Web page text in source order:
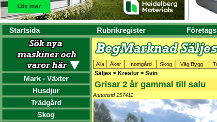
Startsida Rubrikregister
Mark - Växter
Husdjur
Trädgård
Skog
Alla Åker Inomgård Skog Väg Bygg
Säljes > Kreatur > Svin
Grisar 2 år gammal till salu
Annonsid 157411